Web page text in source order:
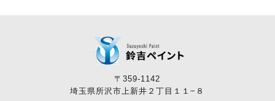
〒359-1142
埼玉県所沢市上新井２丁目１１−８